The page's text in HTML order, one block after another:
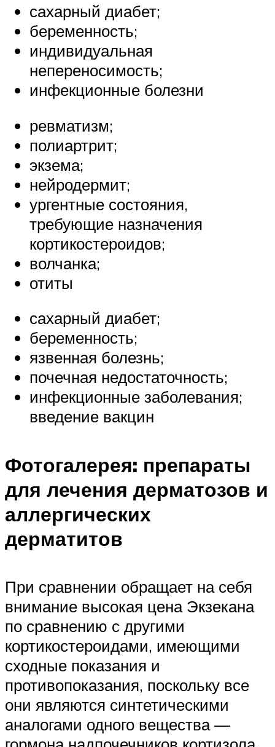
сахарный диабет;
беременность;
индивидуальная
непереносимость;
инфекционные болезни
ревматизм;
полиартрит;
экзема;
нейродермит;
ургентные состояния,
требующие назначения
кортикостероидов;
волчанка;
отиты
сахарный диабет;
беременность;
язвенная болезнь;
почечная недостаточность;
инфекционные заболевания;
введение вакцин
Фотогалерея: препараты
для лечения дерматозов и
аллергических
дерматитов
При сравнении обращает на себя
внимание высокая цена Экзекана
по сравнению с другими
кортикостероидами, имеющими
сходные показания и
противопоказания, поскольку все
они являются синтетическими
аналогами одного вещества —